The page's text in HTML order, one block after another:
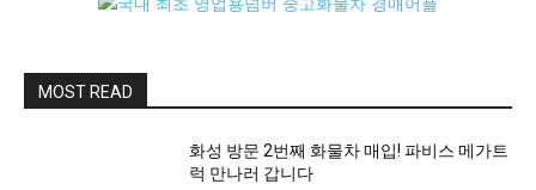
MOST READ
화성 방문 2번째 화물차 매입! 파비스 메가트
럭 만나러 갑니다